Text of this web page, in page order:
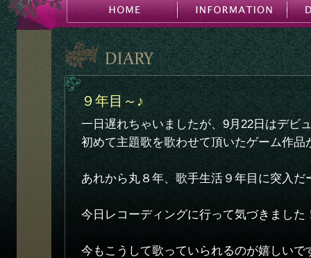
９年目～♪
一日遅れちゃいましたが、9月22日はデビ
初めて主題歌を歌わせて頂いたゲーム作品
あれから丸８年、歌手生活９年目に突入だ
今日レコーディングに行って気づきました
今もこうして歌っていられるのが嬉しいで